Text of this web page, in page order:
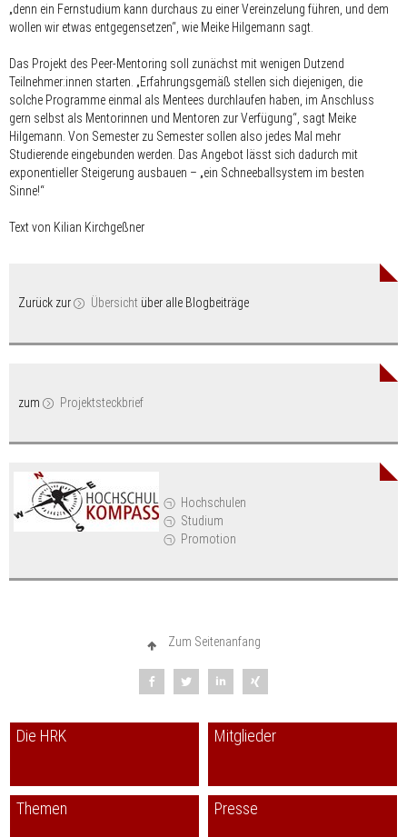
„denn ein Fernstudium kann durchaus zu einer Vereinzelung führen, und dem
wollen wir etwas entgegensetzen“, wie Meike Hilgemann sagt.
Das Projekt des Peer-Mentoring soll zunächst mit wenigen Dutzend
Teilnehmer:innen starten. „Erfahrungsgemäß stellen sich diejenigen, die
solche Programme einmal als Mentees durchlaufen haben, im Anschluss
gern selbst als Mentorinnen und Mentoren zur Verfügung“, sagt Meike
Hilgemann. Von Semester zu Semester sollen also jedes Mal mehr
Studierende eingebunden werden. Das Angebot lässt sich dadurch mit
exponentieller Steigerung ausbauen – „ein Schneeballsystem im besten
Sinne!“
Text von Kilian Kirchgeßner
Hochschulen
Studium
Promotion
Zurück zur Übersicht über alle Blogbeiträge
zum Projektsteckbrief
Zum Seitenanfang
Die HRK Mitglieder
Themen Presse